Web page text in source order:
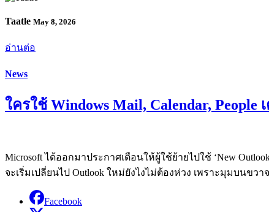
Taatle May 8, 2026
อ่านต่อ
News
ใครใช้ Windows Mail, Calendar,
Microsoft ได้ออกมาประกาศเตือนให้ผู้ใช้ย้ายไปใช้ ‘New
จะเริ่มเปลี่ยนไป Outlook ใหม่ยังไงไม่ต้องห่วง เพราะมุมบนขวา
Facebook